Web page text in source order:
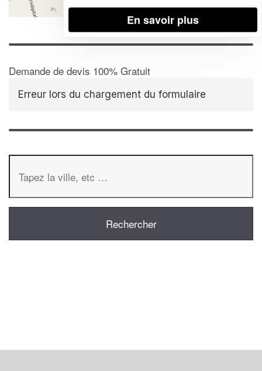
Demande de devis 100% Gratuit
Erreur lors du chargement du formulaire
En savoir plus